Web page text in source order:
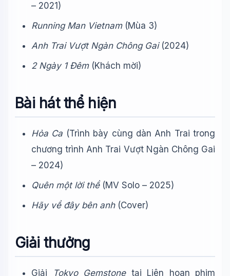
– 2021)
Running Man Vietnam(Mùa 3)
Anh Trai Vượt Ngàn Chông Gai(2024)
2 Ngày 1 Đêm(Khách mời)
Bài hát thể hiện
Hỏa Ca (Trình bày cùng dàn Anh Trai trong
chương trình Anh Trai Vượt Ngàn Chông Gai
– 2024)
Quên một lời thề(MV Solo – 2025)
Hãy về đây bên anh(Cover)
Giải thưởng
Giải Tokyo Gemstonetại Liên hoan phim